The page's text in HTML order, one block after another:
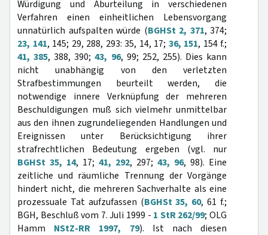
Würdigung und Aburteilung in verschiedenen
Verfahren einen einheitlichen Lebensvorgang
unnatürlich aufspalten würde (BGHSt 2, 371, 374;
23, 141, 145; 29, 288, 293: 35, 14, 17; 36, 151, 154 f.;
41, 385, 388, 390;43, 96, 99; 252, 255). Dies kann
nicht unabhängig von den verletzten
Strafbestimmungen beurteilt werden, die
notwendige innere Verknüpfung der mehreren
Beschuldigungen muß sich vielmehr unmittelbar
aus den ihnen zugrundeliegenden Handlungen und
Ereignissen unter Berücksichtigung ihrer
strafrechtlichen Bedeutung ergeben (vgl. nur
BGHSt 35, 14, 17; 41, 292, 297; 43, 96, 98). Eine
zeitliche und räumliche Trennung der Vorgänge
hindert nicht, die mehreren Sachverhalte als eine
prozessuale Tat aufzufassen (BGHSt 35, 60, 61 f.;
BGH, Beschluß vom 7. Juli 1999 - 1 StR 262/99; OLG
Hamm NStZ-RR 1997, 79). Ist nach diesen